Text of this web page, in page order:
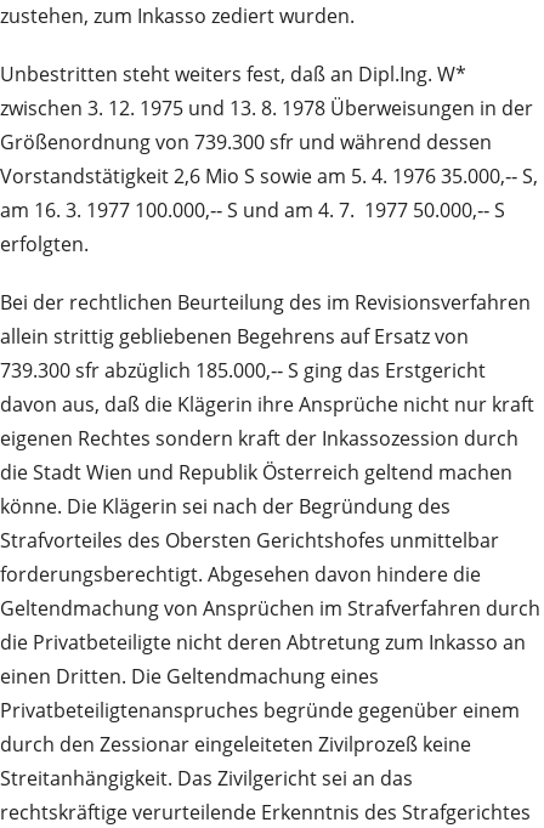
zustehen, zum Inkasso zediert wurden.
Unbestritten steht weiters fest, daß an Dipl.Ing. W*
zwischen 3. 12. 1975 und 13. 8. 1978 Überweisungen in der
Größenordnung von 739.300 sfr und während dessen
Vorstandstätigkeit 2,6 Mio S sowie am 5. 4. 1976 35.000,‑‑ S,
am 16. 3. 1977 100.000,‑‑ S und am 4. 7. 1977 50.000,‑‑ S
erfolgten.
Bei der rechtlichen Beurteilung des im Revisionsverfahren
allein strittig gebliebenen Begehrens auf Ersatz von
739.300 sfr abzüglich 185.000,‑‑ S ging das Erstgericht
davon aus, daß die Klägerin ihre Ansprüche nicht nur kraft
eigenen Rechtes sondern kraft der Inkassozession durch
die Stadt Wien und Republik Österreich geltend machen
könne. Die Klägerin sei nach der Begründung des
Strafvorteiles des Obersten Gerichtshofes unmittelbar
forderungsberechtigt. Abgesehen davon hindere die
Geltendmachung von Ansprüchen im Strafverfahren durch
die Privatbeteiligte nicht deren Abtretung zum Inkasso an
einen Dritten. Die Geltendmachung eines
Privatbeteiligtenanspruches begründe gegenüber einem
durch den Zessionar eingeleiteten Zivilprozeß keine
Streitanhängigkeit. Das Zivilgericht sei an das
rechtskräftige verurteilende Erkenntnis des Strafgerichtes